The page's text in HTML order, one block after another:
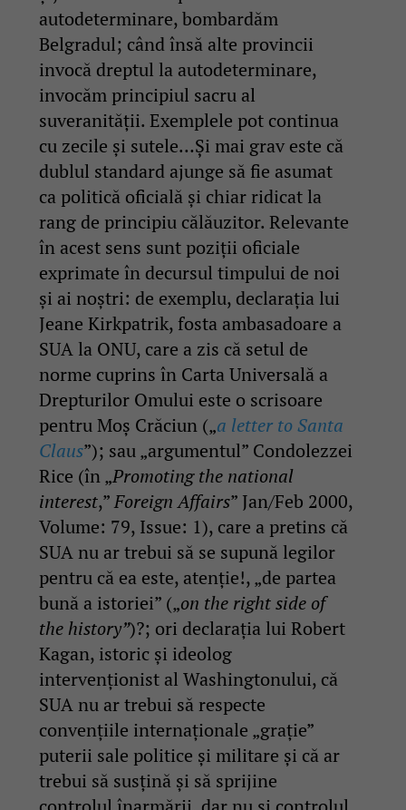
autodeterminare, bombardăm
Belgradul; când însă alte provincii
invocă dreptul la autodeterminare,
invocăm principiul sacru al
suveranității. Exemplele pot continua
cu zecile și sutele…Și mai grav este că
dublul standard ajunge să fie asumat
ca politică oficială și chiar ridicat la
rang de principiu călăuzitor. Relevante
în acest sens sunt poziții oficiale
exprimate în decursul timpului de noi
și ai noștri: de exemplu, declarația lui
Jeane Kirkpatrik, fosta ambasadoare a
SUA la ONU, care a zis că setul de
norme cuprins în Carta Universală a
Drepturilor Omului este o scrisoare
pentru Moş Crăciun („a letter to Santa
Claus”); sau „argumentul” Condolezzei
Rice (în „Promoting the national
interest,”Foreign Affairs” Jan/Feb 2000,
Volume: 79, Issue: 1), care a pretins că
SUA nu ar trebui să se supună legilor
pentru că ea este, atenţie!, „de partea
bună a istoriei” („on the right side of
the history”)?; ori declaraţia lui Robert
Kagan, istoric şi ideolog
intervenţionist al Washingtonului, că
SUA nu ar trebui să respecte
convenţiile internaţionale „graţie”
puterii sale politice şi militare și că ar
trebui să susţină şi să sprijine